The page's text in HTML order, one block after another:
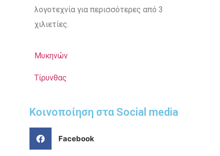
λογοτεχνία για περισσότερες από 3
χιλιετίες.
Μυκηνών
Τίρυνθας
Κοινοποίηση στα Social media
Facebook